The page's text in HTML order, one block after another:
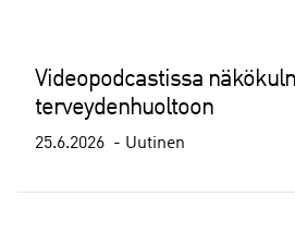
Videopodcastissa
terveydenhuoltoon
25.6.2026 Uutinen